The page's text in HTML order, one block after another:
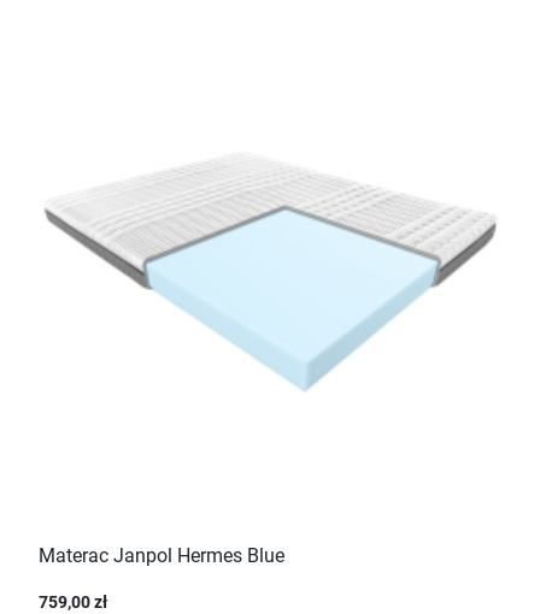
Materac Janpol Hermes Blue
759,00 zł